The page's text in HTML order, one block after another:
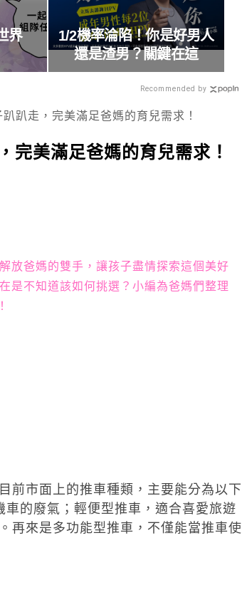
界
1/2機率淪陷！你是好男人
還是渣男？關鍵在這
Recommended by
趴走，完美滿足爸媽的育兒需求！
完美滿足爸媽的育兒需求！
放爸媽的雙手，讓孩子盡情探索這個美好
是不知道該如何挑選？小編為爸媽們整理
前市面上的推車種類，主要能分為以下
的廢氣；輕便型推車，適合喜愛旅遊
再來是多功能型推車，不僅能當推車使